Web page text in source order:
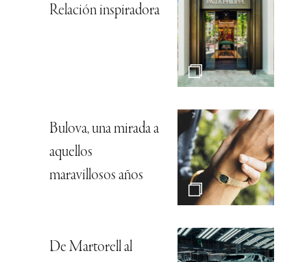
Relación inspiradora
Bulova, una mirada a
aquellos
maravillosos años
De Martorell al